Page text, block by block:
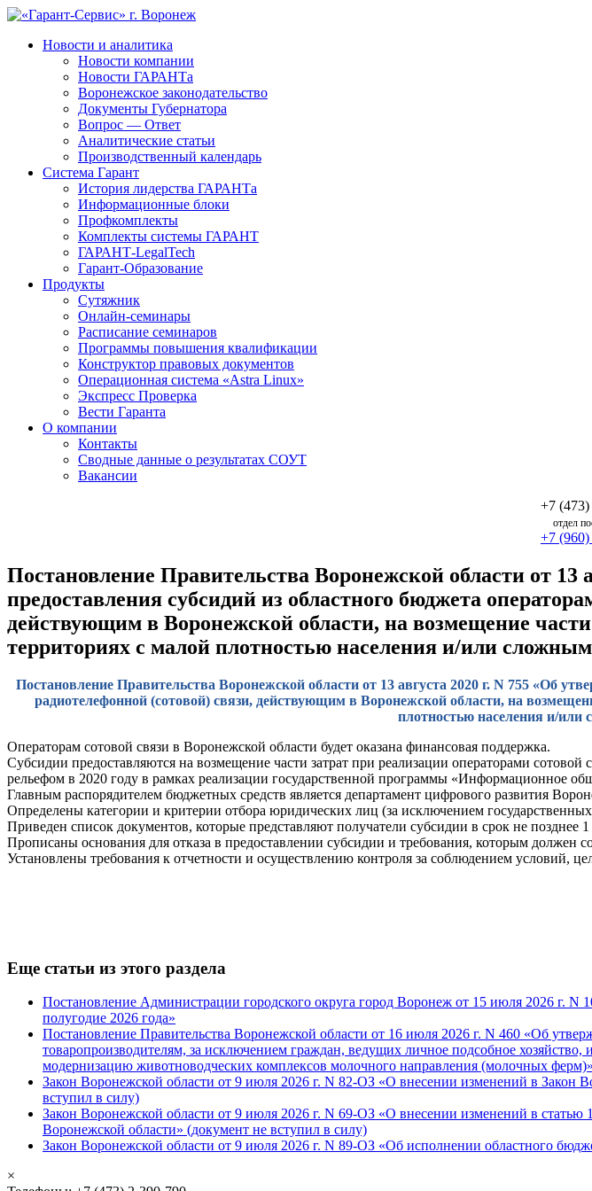
Новости и аналитика
Новости компании
Новости ГАРАНТа
Воронежское законодательство
Документы Губернатора
Вопрос — Ответ
Аналитические статьи
Производственный календарь
Система Гарант
История лидерства ГАРАНТа
Информационные блоки
Профкомплекты
Комплекты системы ГАРАНТ
ГАРАНТ-LegalTech
Гарант-Образование
Продукты
Сутяжник
Онлайн-семинары
Расписание семинаров
Программы повышения квалификации
Конструктор правовых документов
Операционная система «Astra Linux»
Экспресс Проверка
Вести Гаранта
О компании
Контакты
Сводные данные о результатах СОУТ
Вакансии
+7
отдел
+7 (960)
Постановление Правительства Воронежской области от 13
предоставления субсидий из областного бюджета
действующим в Воронежской области, на возмещение
территориях с малой плотностью населения и/или
Постановление Правительства Воронежской области от 13 августа 2020 г. N 755 «Об
радиотелефонной (сотовой) связи, действующим в Воронежской области, на
плотностью населения и/или
Операторам сотовой связи в Воронежской области будет оказана финансовая поддержка.
Субсидии предоставляются на возмещение части затрат при реализации операторами
рельефом в 2020 году в рамках реализации государственной программы «Информационное
Главным распорядителем бюджетных средств является департамент цифрового развития
Определены категории и критерии отбора юридических лиц (за исключением
Приведен список документов, которые представляют получатели субсидии в срок не позднее 1
Прописаны основания для отказа в предоставлении субсидии и требования, которым должен
Установлены требования к отчетности и осуществлению контроля за соблюдением условий,
Еще статьи из этого раздела
Постановление Администрации городского округа город Воронеж от 15 июля 2026 г.
полугодие 2026 года»
Постановление Правительства Воронежской области от 16 июля 2026 г. N 460 «Об
товаропроизводителям, за исключением граждан, ведущих личное подсобное
модернизацию животноводческих комплексов молочного направления (молочных ферм)»
Закон Воронежской области от 9 июля 2026 г. N 82-ОЗ «О внесении изменений в Закон
вступил в силу)
Закон Воронежской области от 9 июля 2026 г. N 69-ОЗ «О внесении изменений в
Воронежской области» (документ не вступил в силу)
Закон Воронежской области от 9 июля 2026 г. N 89-ОЗ «Об исполнении областного
×